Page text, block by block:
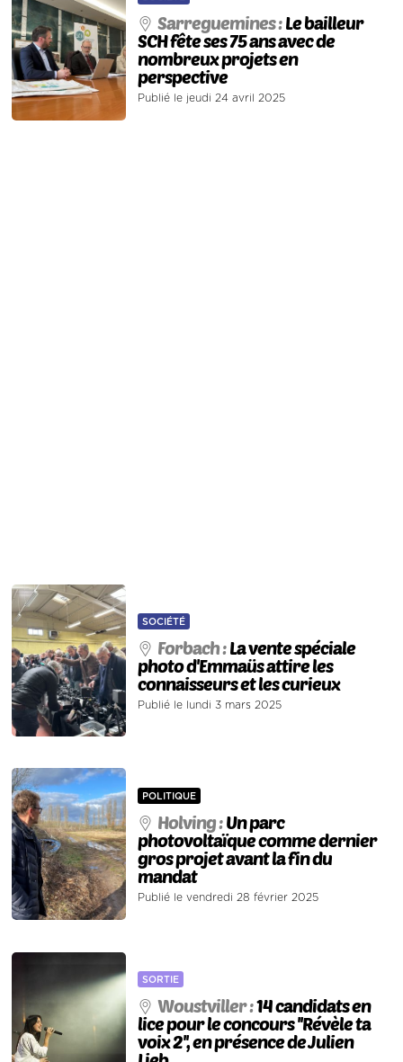
Sarreguemines :Le bailleur
SCH fête ses 75 ans avec de
nombreux projets en
perspective
Publié le jeudi 24 avril 2025
SOCIÉTÉ
Forbach :La vente spéciale
photo d'Emmaüs attire les
connaisseurs et les curieux
Publié le lundi 3 mars 2025
POLITIQUE
Holving :Un parc
photovoltaïque comme dernier
gros projet avant la fin du
mandat
Publié le vendredi 28 février 2025
SORTIE
Woustviller :14 candidats en
lice pour le concours ''Révèle ta
voix 2'', en présence de Julien